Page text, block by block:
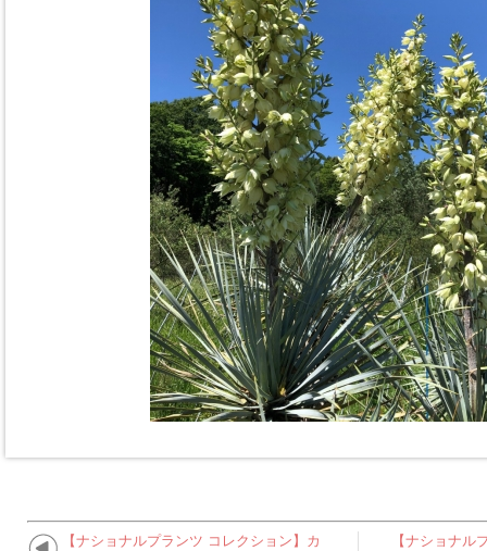
【ナショナルプランツ コレクション】カ
【ナショナル